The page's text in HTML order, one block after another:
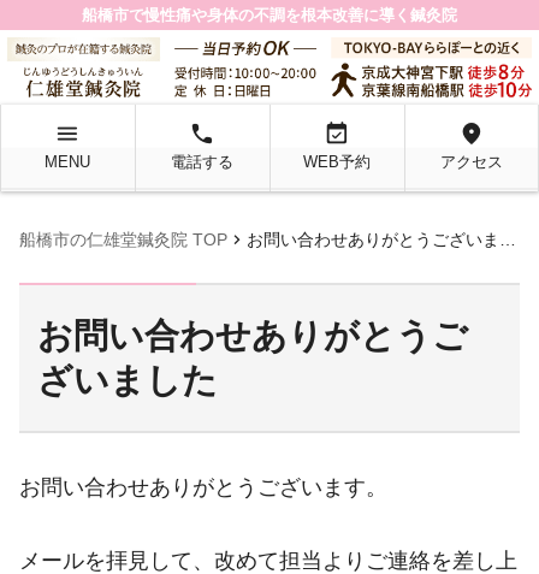
船橋市で慢性痛や身体の不調を根本改善に導く鍼灸院
menu
MENU
local_phone
電話する
event_available
WEB予約
location_on
アクセス
船橋市の仁雄堂鍼灸院 TOP chevron_right お問い合わせありがとうございました
お問い合わせありがとうご
ざいました
お問い合わせありがとうございます。
メールを拝見して、改めて担当よりご連絡を差し上